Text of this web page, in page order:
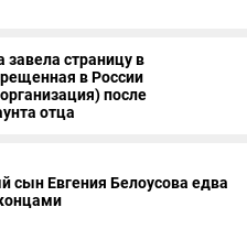
страницу в
в России
после
отца
сын Евгения Белоусова едва